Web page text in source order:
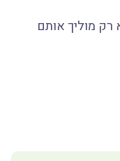
רק מוליך אותם